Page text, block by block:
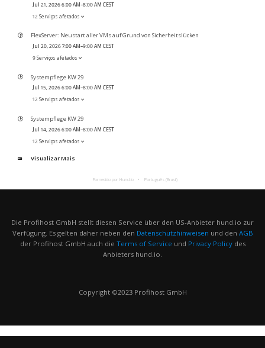
Jul 21, 2026 6:00 AM–8:00 AM CEST
12 Serviços afetados
FlexServer: Neustart aller VMs auf Grund von Sicherheitslücken
Jul 20, 2026 7:00 AM–9:00 AM CEST
9 Serviços afetados
Systempflege KW 29
Jul 15, 2026 6:00 AM–8:00 AM CEST
12 Serviços afetados
Systempflege KW 29
Jul 14, 2026 6:00 AM–8:00 AM CEST
12 Serviços afetados
Visualizar Mais
Fornecido por Hund.io Português (Brasil)
Die Profihost GmbH stellt diesen Service über den US-Anbieter hund.io zur
Verfügung. Es gelten daher neben den Datenschutzhinweisen und den AGB
der Profihost GmbH auch die Terms of Service und Privacy Policydes
Anbieters hund.io.
Copyright ©2023 Profihost GmbH